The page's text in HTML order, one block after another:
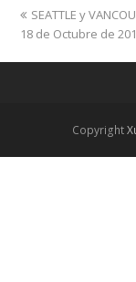
previous
post:
SEATTLE y
18 de Octubre de
Copyright